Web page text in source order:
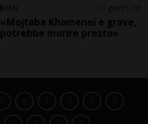
IRAN 1 gior 1 53
«Mojtaba Khamenei è grave,
potrebbe morire presto»